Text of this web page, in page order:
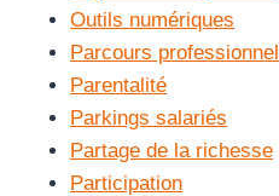
Outils numériques
Parcours professionnel
Parentalité
Parkings salariés
Partage de la richesse
Participation